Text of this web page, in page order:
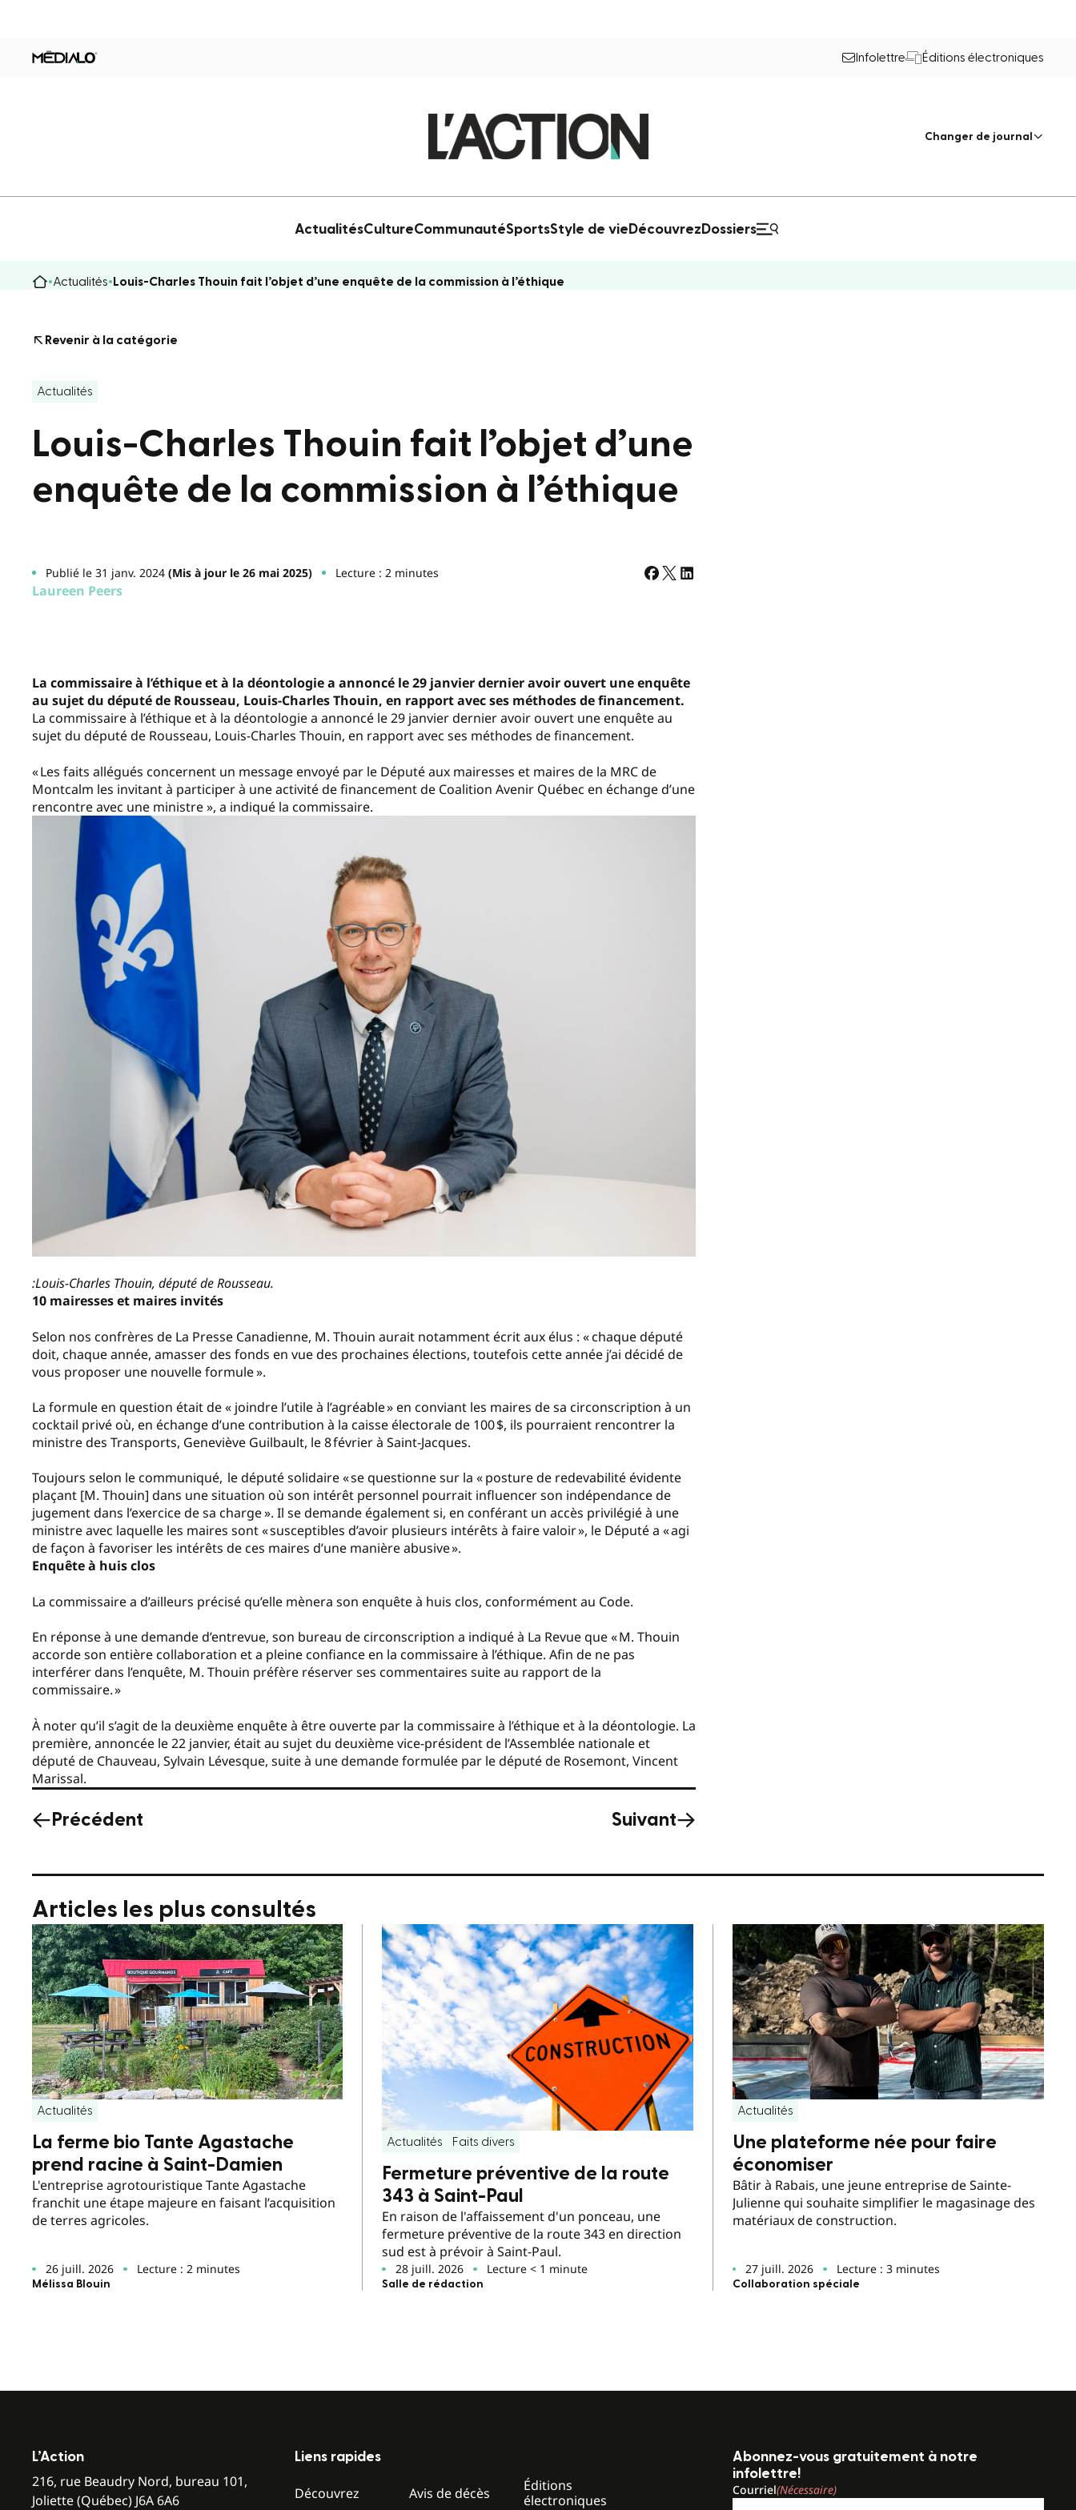
Infolettre Éditions électroniques
Changer de journal
ActualitésCultureCommunautéSportsStyle de vie Découvrez Dossiers
Actualités Louis-Charles Thouin fait l’objet d’une enquête de la commission à l’éthique
Revenir à la catégorie
Actualités
Louis-Charles Thouin fait l’objet d’une
enquête de la commission à l’éthique
Publié le 31 janv. 2024(Mis à jour le 26 mai 2025) Lecture : 2 minutes
Laureen Peers
La commissaire à l’éthique et à la déontologie a annoncé le 29 janvier dernier avoir ouvert une enquête
au sujet du député de Rousseau, Louis-Charles Thouin, en rapport avec ses méthodes de financement.
La commissaire à l’éthique et à la déontologie a annoncé le 29 janvier dernier avoir ouvert une enquête au
sujet du député de Rousseau, Louis-Charles Thouin, en rapport avec ses méthodes de financement.
« Les faits allégués concernent un message envoyé par le Député aux mairesses et maires de la MRC de
Montcalm les invitant à participer à une activité de financement de Coalition Avenir Québec en échange d’une
rencontre avec une ministre », a indiqué la commissaire.
:Louis-Charles Thouin, député de Rousseau.
10 mairesses et maires invités
Selon nos confrères de La Presse Canadienne, M. Thouin aurait notamment écrit aux élus : « chaque député
doit, chaque année, amasser des fonds en vue des prochaines élections, toutefois cette année j’ai décidé de
vous proposer une nouvelle formule ».
La formule en question était de « joindre l’utile à l’agréable » en conviant les maires de sa circonscription à un
cocktail privé où, en échange d’une contribution à la caisse électorale de 100 $, ils pourraient rencontrer la
ministre des Transports, Geneviève Guilbault, le 8 février à Saint-Jacques.
Toujours selon le communiqué, le député solidaire « se questionne sur la « posture de redevabilité évidente
plaçant [M. Thouin] dans une situation où son intérêt personnel pourrait influencer son indépendance de
jugement dans l’exercice de sa charge ». Il se demande également si, en conférant un accès privilégié à une
ministre avec laquelle les maires sont « susceptibles d’avoir plusieurs intérêts à faire valoir », le Député a « agi
de façon à favoriser les intérêts de ces maires d’une manière abusive ».
Enquête à huis clos
La commissaire a d’ailleurs précisé qu’elle mènera son enquête à huis clos, conformément au Code.
En réponse à une demande d’entrevue, son bureau de circonscription a indiqué à La Revue que « M. Thouin
accorde son entière collaboration et a pleine confiance en la commissaire à l’éthique. Afin de ne pas
interférer dans l’enquête, M. Thouin préfère réserver ses commentaires suite au rapport de la
commissaire. »
À noter qu’il s’agit de la deuxième enquête à être ouverte par la commissaire à l’éthique et à la déontologie. La
première, annoncée le 22 janvier, était au sujet du deuxième vice-président de l’Assemblée nationale et
député de Chauveau, Sylvain Lévesque, suite à une demande formulée par le député de Rosemont, Vincent
Marissal.
Précédent Suivant
Articles les plus consultés
Actualités
La ferme bio Tante Agastache
prend racine à Saint-Damien
L'entreprise agrotouristique Tante Agastache
franchit une étape majeure en faisant l’acquisition
de terres agricoles.
26 juill. 2026 Lecture : 2 minutes
Mélissa Blouin
Actualités Faits divers
Fermeture préventive de la route
343 à Saint-Paul
En raison de l'affaissement d'un ponceau, une
fermeture préventive de la route 343 en direction
sud est à prévoir à Saint-Paul.
28 juill. 2026 Lecture < 1 minute
Salle de rédaction
Actualités
Une plateforme née pour faire
économiser
Bâtir à Rabais, une jeune entreprise de Sainte-
Julienne qui souhaite simplifier le magasinage des
matériaux de construction.
27 juill. 2026 Lecture : 3 minutes
Collaboration spéciale
L’Action
216, rue Beaudry Nord, bureau 101,
Joliette (Québec) J6A 6A6
Liens rapides
Découvrez Avis de décès
Éditions
électroniques
Abonnez-vous gratuitement à notre
infolettre!
Courriel(Nécessaire)